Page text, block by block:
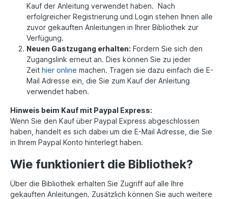
Kauf der Anleitung verwendet haben. Nach
erfolgreicher Registrierung und Login stehen Ihnen alle
zuvor gekauften Anleitungen in Ihrer Bibliothek zur
Verfügung.
Neuen Gastzugang erhalten: Fordern Sie sich den
Zugangslink erneut an. Dies können Sie zu jeder
Zeit hier online machen. Tragen sie dazu einfach die E-
Mail Adresse ein, die Sie zum Kauf der Anleitung
verwendet haben.
Hinweis beim Kauf mit Paypal Express:
Wenn Sie den Kauf über Paypal Express abgeschlossen
haben, handelt es sich dabei um die E-Mail Adresse, die Sie
in Ihrem Paypal Konto hinterlegt haben.
Wie funktioniert die Bibliothek?
Über die Bibliothek erhalten Sie Zugriff auf alle Ihre
gekauften Anleitungen. Zusätzlich können Sie auch weitere